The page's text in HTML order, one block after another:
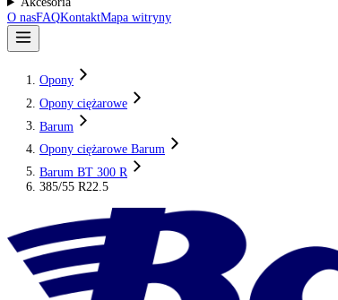
Opony detaliczne i hurtowe dla każdego.
Opony
O nasFAQKontakt
Opony
Opony ciężarowe
Barum
Opony ciężarowe Barum
Barum BT 300 R
385/55 R22.5